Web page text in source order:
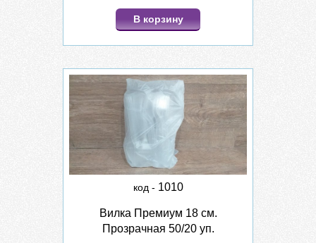
В корзину
код - 1010
Вилка Премиум 18 см.
Прозрачная 50/20 уп.